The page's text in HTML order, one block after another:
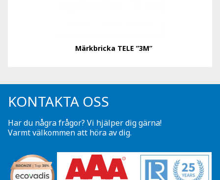
Märkbricka TELE ”3M”
KONTAKTA OSS
Har du några frågor? Vi hjälper dig gärna!
Varmt välkommen att höra av dig.